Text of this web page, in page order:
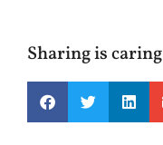
Sharing is caring